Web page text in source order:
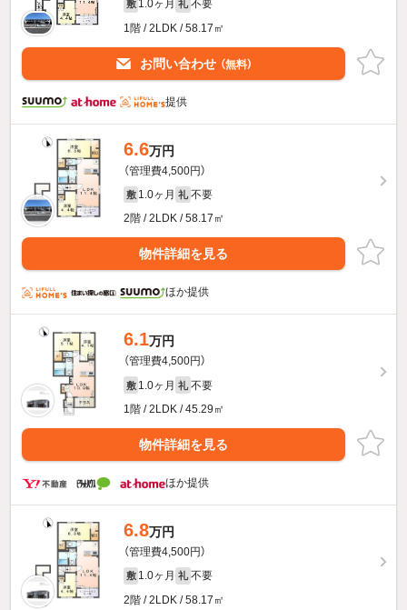
敷 1.0ヶ月 礼 不要
1階 / 2LDK / 58.17㎡
お問い合わせ （無料）
提供
6.6万円
（管理費4,500円）
敷 1.0ヶ月 礼 不要
2階 / 2LDK / 58.17㎡
物件詳細を見る
ほか提供
6.1万円
（管理費4,500円）
敷 1.0ヶ月 礼 不要
1階 / 2LDK / 45.29㎡
物件詳細を見る
ほか提供
6.8万円
（管理費4,500円）
敷 1.0ヶ月 礼 不要
2階 / 2LDK / 58.17㎡